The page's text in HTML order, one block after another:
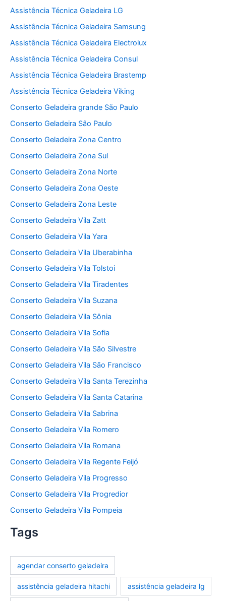
Assistência Técnica Geladeira LG
Assistência Técnica Geladeira Samsung
Assistência Técnica Geladeira Electrolux
Assistência Técnica Geladeira Consul
Assistência Técnica Geladeira Brastemp
Assistência Técnica Geladeira Viking
Conserto Geladeira grande São Paulo
Conserto Geladeira São Paulo
Conserto Geladeira Zona Centro
Conserto Geladeira Zona Sul
Conserto Geladeira Zona Norte
Conserto Geladeira Zona Oeste
Conserto Geladeira Zona Leste
Conserto Geladeira Vila Zatt
Conserto Geladeira Vila Yara
Conserto Geladeira Vila Uberabinha
Conserto Geladeira Vila Tolstoi
Conserto Geladeira Vila Tiradentes
Conserto Geladeira Vila Suzana
Conserto Geladeira Vila Sônia
Conserto Geladeira Vila Sofia
Conserto Geladeira Vila São Silvestre
Conserto Geladeira Vila São Francisco
Conserto Geladeira Vila Santa Terezinha
Conserto Geladeira Vila Santa Catarina
Conserto Geladeira Vila Sabrina
Conserto Geladeira Vila Romero
Conserto Geladeira Vila Romana
Conserto Geladeira Vila Regente Feijó
Conserto Geladeira Vila Progresso
Conserto Geladeira Vila Progredior
Conserto Geladeira Vila Pompeia
Tags
agendar conserto geladeira
assistência geladeira hitachi assistência geladeira lg